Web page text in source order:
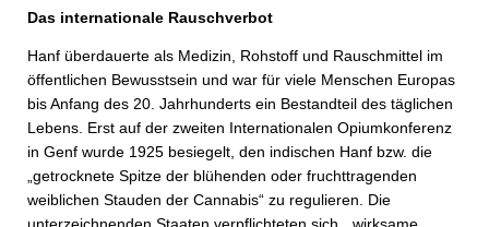
Das internationale Rauschverbot
Hanf überdauerte als Medizin, Rohstoff und Rauschmittel im
öffentlichen Bewusstsein und war für viele Menschen Europas
bis Anfang des 20. Jahrhunderts ein Bestandteil des täglichen
Lebens. Erst auf der zweiten Internationalen Opiumkonferenz
in Genf wurde 1925 besiegelt, den indischen Hanf bzw. die
„getrocknete Spitze der blühenden oder fruchttragenden
weiblichen Stauden der Cannabis“ zu regulieren. Die
unterzeichnenden Staaten verpflichteten sich, „wirksame